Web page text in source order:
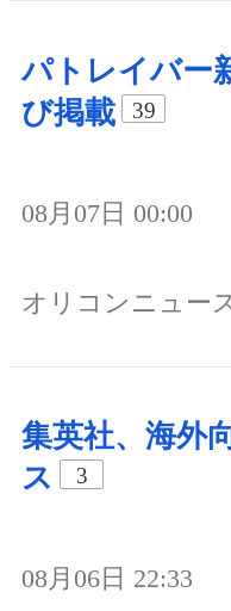
パトレイバー
び掲載
39
08月07日 00:00
オリコンニュー
集英社、海外
ス
3
08月06日 22:33